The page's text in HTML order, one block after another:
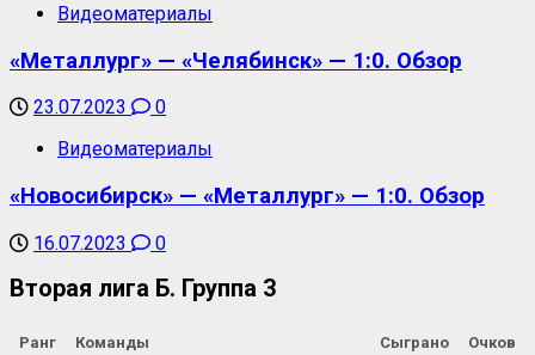
Видеоматериалы
«Металлург» — «Челябинск» — 1:0. Обзор
23.07.2023
0
Видеоматериалы
«Новосибирск» — «Металлург» — 1:0. Обзор
16.07.2023 0
Вторая лига Б. Группа 3
Ранг Команды Сыграно Очков